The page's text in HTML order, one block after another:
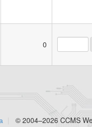
0
© 2004–2026 CCMS